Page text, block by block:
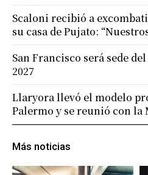
Más noticias
Scaloni recibió a
su casa de Pujato:
San Francisco será sede
2027
Llaryora llevó el modelo
Palermo y se reunió con la